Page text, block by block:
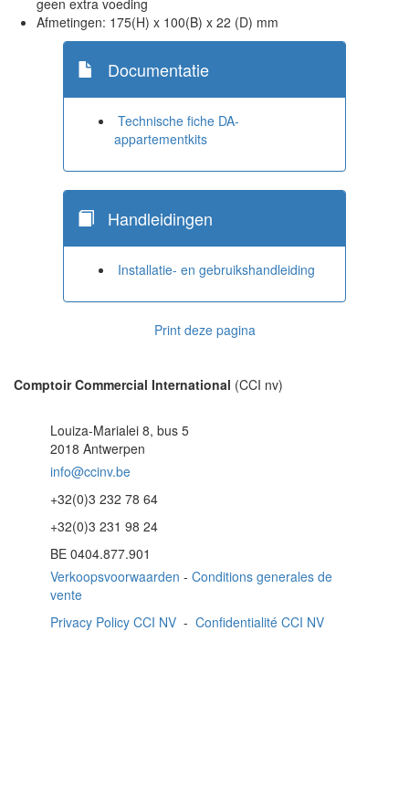
geen extra voeding
Afmetingen: 175(H) x 100(B) x 22 (D) mm
Documentatie
Technische fiche DA-
appartementkits
Handleidingen
Installatie- en gebruikshandleiding
Print deze pagina
Comptoir Commercial International (CCI nv)
Louiza-Marialei 8, bus 5
2018 Antwerpen
info@ccinv.be
+32(0)3 232 78 64
+32(0)3 231 98 24
BE 0404.877.901
Verkoopsvoorwaarden - Conditions generales de
vente
Privacy Policy CCI NV - Confidentialité CCI NV